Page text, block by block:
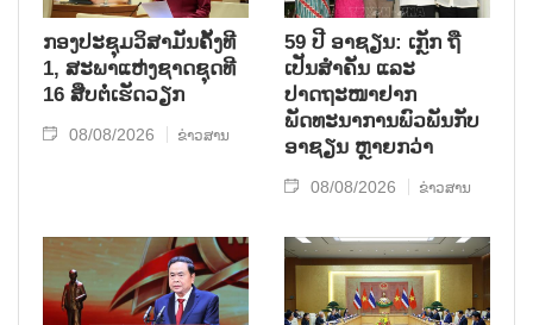
ກອງປະຊຸມວິສາມັນຄັ້ງທີ
1, ສະພາແຫ່ງຊາດຊຸດທີ
16 ສືບຕໍ່ເຮັດວຽກ
08/08/2026 ຂ່າວສານ
59 ປີ ອາຊຽນ: ເກຼັກ ຖື
ເປັນສຳຄັນ ແລະ
ປາດຖະໜາຢາກ
ພັດທະນາການພົວພັນກັບ
ອາຊຽນ ຫຼາຍກວ່າ
08/08/2026 ຂ່າວສານ